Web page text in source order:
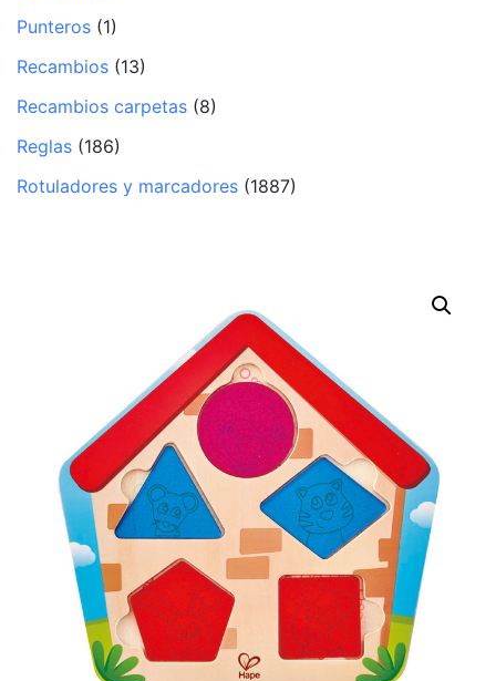
Punteros (1)
Recambios (13)
Recambios carpetas (8)
Reglas (186)
Rotuladores y marcadores (1887)